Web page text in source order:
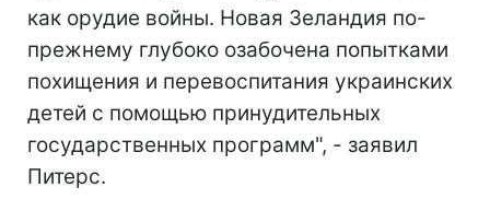
как орудие войны. Новая Зеландия по-
прежнему глубоко озабочена попытками
похищения и перевоспитания украинских
детей с помощью принудительных
государственных программ", - заявил
Питерс.